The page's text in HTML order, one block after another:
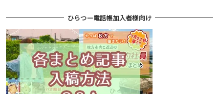
ひらつー電話帳加入者様向け